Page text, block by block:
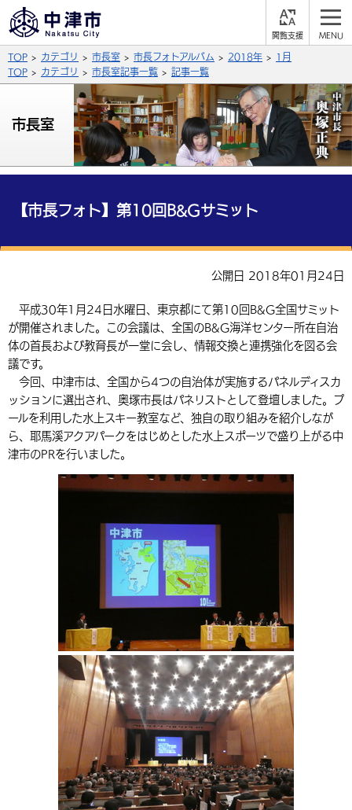
支
背景色
青 白
文字の大きさ
拡大 標準 縮小
言語を選択
英語（English） 中国語（簡体字）
中国語（繁体字） 韓国語（한국어）
組織案内
公式SNS
X (Twitter) YouTube
サイト内検索
総合メニュー
保険・年金
福祉・介護 健康・予防
税金 住宅・インフラ
環境・衛生
選挙 外国人の方向け情報
入札・契約 産業・雇用
農林水産業 税金
都市整備
子育て・教育
施設情報 子どもを預ける
手当・助成
相談・支援・情報 計画・施策
観光・移住
観光なび スポットを探す
遊ぶ・体験する グルメ・食べる
買う・おみやげ 四季のイベント・祭り
移住・定住
市政情報
中津市について 市役所の紹介
地方創生・地域活性化 広報・広聴
行政・計画
TOP カテゴリ 市長室 市長フォトアルバム 2018年
1月
TOP
カテゴリ 市長室記事一覧 記事一覧
市長室
【市長フォト】第10回B&Gサミット
公開日 2018年01月24日
平成30年1月24日水曜日、東京都にて第10回B&G全国サミット
が開催されました。この会議は、全国のB&G海洋センター所在自治
体の首長および教育長が一堂に会し、情報交換と連携強化を図る会
議です。
今回、中津市は、全国から4つの自治体が実施するパネルディスカ
ッションに選出され、奥塚市長はパネリストとして登壇しました。プ
ールを利用した水上スキー教室など、独自の取り組みを紹介しなが
ら、耶馬溪アクアパークをはじめとした水上スポーツで盛り上がる中
津市のPRを行いました。